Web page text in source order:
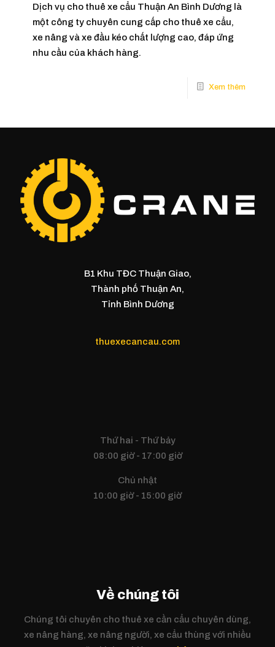
Dịch vụ cho thuê xe cẩu Thuận An Bình Dương là
một công ty chuyên cung cấp cho thuê xe cẩu,
xe nâng và xe đầu kéo chất lượng cao, đáp ứng
nhu cầu của khách hàng.
B1 Khu TĐC Thuận Giao,
Thành phố Thuận An,
Tỉnh Bình Dương
thuexecancau.com
Thứ hai - Thứ bảy
08:00 giờ - 17:00 giờ
Chủ nhật
10:00 giờ - 15:00 giờ
Về chúng tôi
Chúng tôi chuyên cho thuê xe cần cẩu chuyên dùng,
xe nâng hàng, xe nâng người, xe cẩu thùng với nhiều